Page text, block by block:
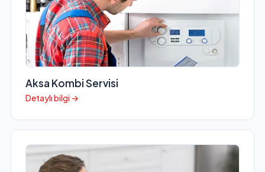
Aksa Kombi Servisi
Detaylı bilgi →